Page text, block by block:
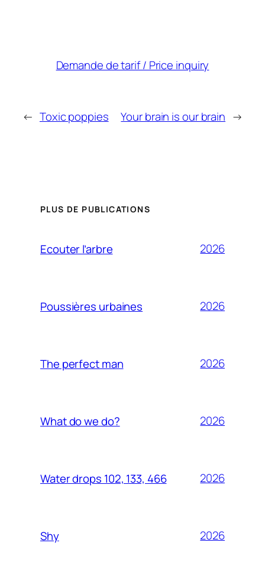
Demande de tarif / Price inquiry
← Toxic poppies Your brain is our brain →
PLUS DE PUBLICATIONS
Ecouter l’arbre 2026
Poussières urbaines 2026
The perfect man 2026
What do we do? 2026
Water drops 102, 133, 466 2026
Shy 2026